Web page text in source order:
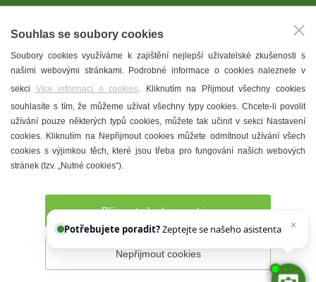
T. G. Masaryk
Mandloně
Ubytování
Restaurace
Městské muzeum a galerie
Denní meníčka
Prohlášení o přístupnosti Správce webu
Souhlas se soubory cookies
Soubory cookies využíváme k zajištění nejlepší uživatelské zkušenosti s
našimi webovými stránkami. Podrobné informace o cookies naleznete v
sekci Více informací o cookies. Kliknutím na Přijmout všechny cookies
souhlasíte s tím, že můžeme užívat všechny typy cookies. Chcete-li povolit
užívání pouze některých typů cookies, můžete tak učinit v sekci Nastavení
cookies. Kliknutím na Nepřijmout cookies můžete odmítnout užívání všech
cookies s výjimkou těch, které jsou třeba pro fungování našich webových
stránek (tzv. „Nutné cookies“).
Přijmout všechny cookies
Nepřijmout cookies
Potřebujete poradit?
Chettyho.